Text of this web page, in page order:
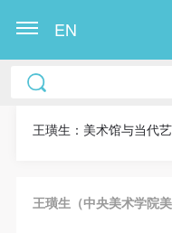
EN
王璜生：美术馆与当代
王璜生（中央美术学院美
中央美术学院美术馆
称“CAFAM”），愿
果（如参与工作坊创
中央美术学院美术馆
称“CAFAM”），愿
果（如参与工作坊创
中央美术学院美术馆
称“CAFAM”），愿
果（如参与工作坊创